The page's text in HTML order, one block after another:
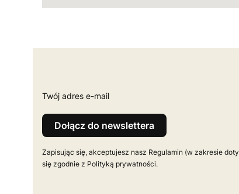
Twój adres e-mail
Dołącz do newslettera
Zapisując się, akceptujesz nasz Regulamin (w zakresie
się zgodnie z Polityką prywatności.